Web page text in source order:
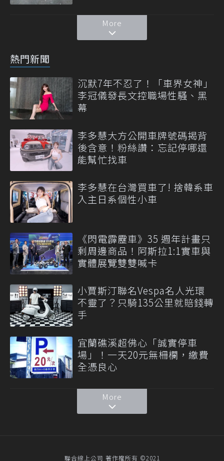
More
熱門新聞
沉默7年不忍了！「車界女神」
李冠儀發長文控職場性騷、黑
幕
李多慧大方公開車牌號碼揭背
後含意！粉絲讚：忘記停哪還
能幫忙找車
李多慧在台灣買車了! 捨韓系車
入主日系個性小車
《閃電霹靂車》35 週年計畫只
剩周邊商品！阿斯拉1:1實車與
實體展覽雙雙喊卡
小賈斯汀聯名Vespa名人光環
不靈了？只騎135公里就賠錢轉
手
宜蘭礁溪超佛心「誠實停車
場」！一天20元無柵欄，繳費
全憑良心
More
聯合線上公司 著作權所有 ©2021